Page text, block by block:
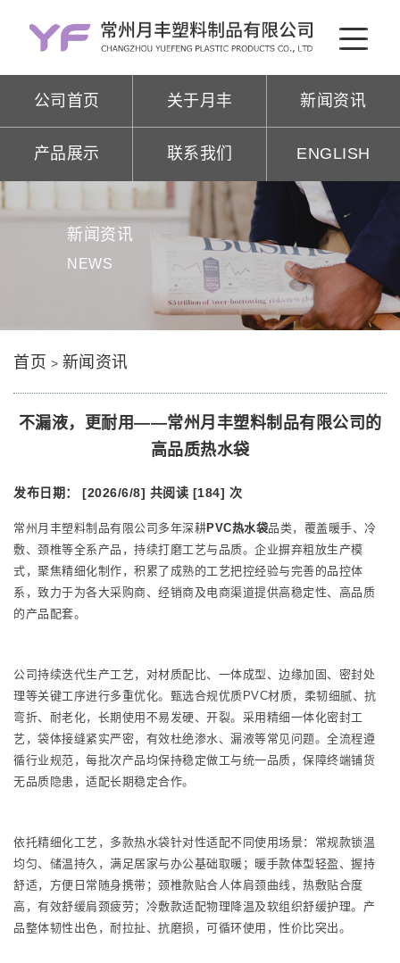
公司首页 关于月丰 新闻资讯
产品展示 联系我们 ENGLISH
新闻资讯
NEWS
首页 > 新闻资讯
不漏液，更耐用——常州月丰塑料制品有限公司的
高品质热水袋
发布日期： [2026/6/8] 共阅读 [184] 次
常州月丰塑料制品有限公司多年深耕PVC热水袋品类，覆盖暖手、冷
敷、颈椎等全系产品，持续打磨工艺与品质。企业摒弃粗放生产模
式，聚焦精细化制作，积累了成熟的工艺把控经验与完善的品控体
系，致力于为各大采购商、经销商及电商渠道提供高稳定性、高品质
的产品配套。
公司持续迭代生产工艺，对材质配比、一体成型、边缘加固、密封处
理等关键工序进行多重优化。甄选合规优质PVC材质，柔韧细腻、抗
弯折、耐老化，长期使用不易发硬、开裂。采用精细一体化密封工
艺，袋体接缝紧实严密，有效杜绝渗水、漏液等常见问题。全流程遵
循行业规范，每批次产品均保持稳定做工与统一品质，保障终端铺货
无品质隐患，适配长期稳定合作。
依托精细化工艺，多款热水袋针对性适配不同使用场景：常规款锁温
均匀、储温持久，满足居家与办公基础取暖；暖手款体型轻盈、握持
舒适，方便日常随身携带；颈椎款贴合人体肩颈曲线，热敷贴合度
高，有效舒缓肩颈疲劳；冷敷款适配物理降温及软组织舒缓护理。产
品整体韧性出色，耐拉扯、抗磨损，可循环使用，性价比突出。